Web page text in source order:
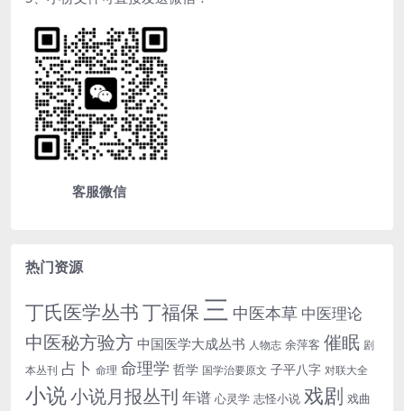
客服微信
热门资源
丁氏医学丛书丁福保 三 中医本草 中医理论
中医秘方验方 中国医学大成丛书 人物志 余萍客 催眠 剧
本丛刊 占卜 命理 命理学 哲学 国学治要原文 子平八字 对联大全
小说小说月报丛刊 年谱 心灵学 志怪小说 戏剧 戏曲